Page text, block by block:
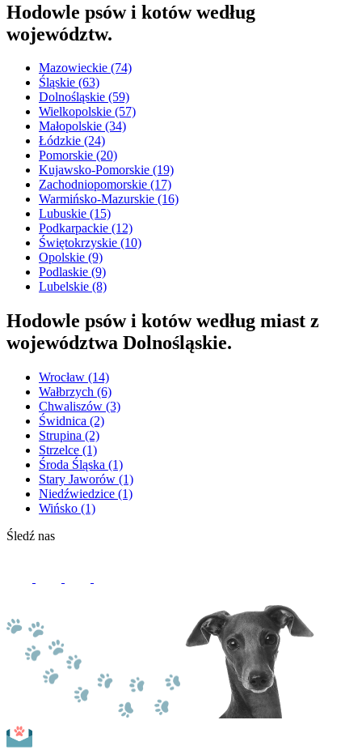
Hodowle psów i kotów według
województw.
Mazowieckie (74)
Śląskie (63)
Dolnośląskie (59)
Wielkopolskie (57)
Małopolskie (34)
Łódzkie (24)
Pomorskie (20)
Kujawsko-Pomorskie (19)
Zachodniopomorskie (17)
Warmińsko-Mazurskie (16)
Lubuskie (15)
Podkarpackie (12)
Świętokrzyskie (10)
Opolskie (9)
Podlaskie (9)
Lubelskie (8)
Hodowle psów i kotów według miast z
województwa Dolnośląskie.
Wrocław (14)
Wałbrzych (6)
Chwaliszów (3)
Świdnica (2)
Strupina (2)
Strzelce (1)
Środa Śląska (1)
Stary Jaworów (1)
Niedźwiedzice (1)
Wińsko (1)
Śledź nas